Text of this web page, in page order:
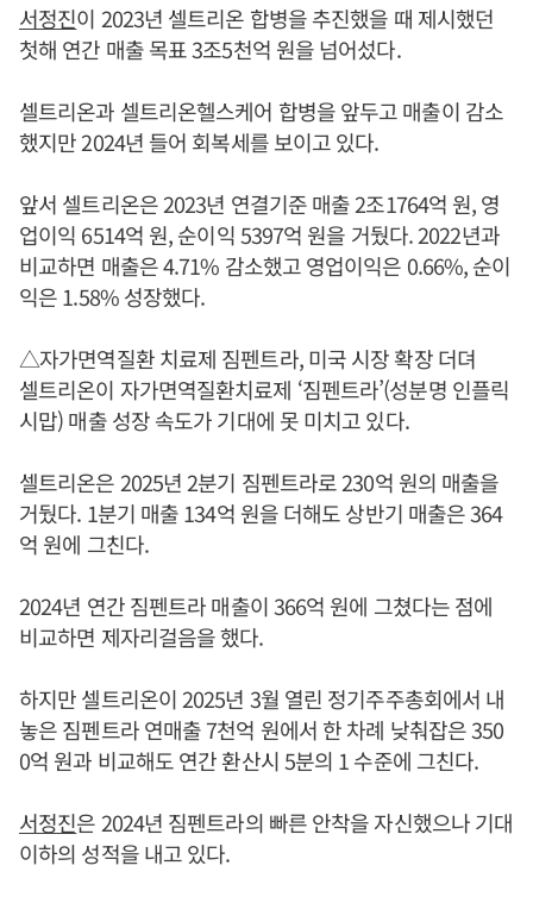
서정진이 2023년 셀트리온 합병을 추진했을 때 제시했던
첫해 연간 매출 목표 3조5천억 원을 넘어섰다.
셀트리온과 셀트리온헬스케어 합병을 앞두고 매출이 감소
했지만 2024년 들어 회복세를 보이고 있다.
앞서 셀트리온은 2023년 연결기준 매출 2조1764억 원, 영
업이익 6514억 원, 순이익 5397억 원을 거뒀다. 2022년과
비교하면 매출은 4.71% 감소했고 영업이익은 0.66%, 순이
익은 1.58% 성장했다.
△자가면역질환 치료제 짐펜트라, 미국 시장 확장 더뎌
셀트리온이 자가면역질환치료제 ‘짐펜트라’(성분명 인플릭
시맙) 매출 성장 속도가 기대에 못 미치고 있다.
셀트리온은 2025년 2분기 짐펜트라로 230억 원의 매출을
거뒀다. 1분기 매출 134억 원을 더해도 상반기 매출은 364
억 원에 그친다.
2024년 연간 짐펜트라 매출이 366억 원에 그쳤다는 점에
비교하면 제자리걸음을 했다.
하지만 셀트리온이 2025년 3월 열린 정기주주총회에서 내
놓은 짐펜트라 연매출 7천억 원에서 한 차례 낮춰잡은 350
0억 원과 비교해도 연간 환산시 5분의 1 수준에 그친다.
서정진은 2024년 짐펜트라의 빠른 안착을 자신했으나 기대
이하의 성적을 내고 있다.